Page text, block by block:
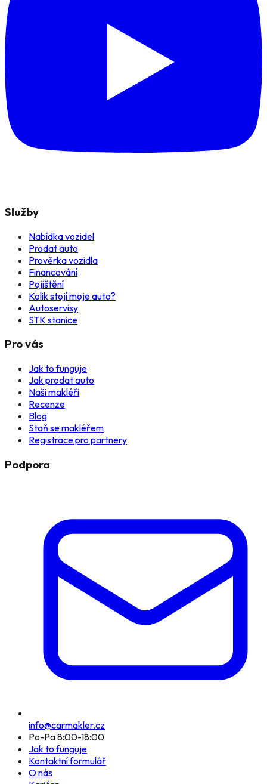
Služby
Nabídka vozidel
Prodat auto
Prověrka vozidla
Financování
Pojištění
Kolik stojí moje auto?
Autoservisy
STK stanice
Pro vás
Jak to funguje
Jak prodat auto
Naši makléři
Recenze
Blog
Staň se makléřem
Registrace pro partnery
Podpora
info@carmakler.cz
Po-Pa 8:00-18:00
Jak to funguje
Kontaktní formulář
O nás